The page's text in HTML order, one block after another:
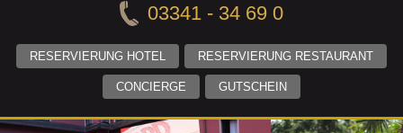
03341 - 34 69 0
RESERVIERUNG HOTEL RESERVIERUNG RESTAURANT
CONCIERGE GUTSCHEIN